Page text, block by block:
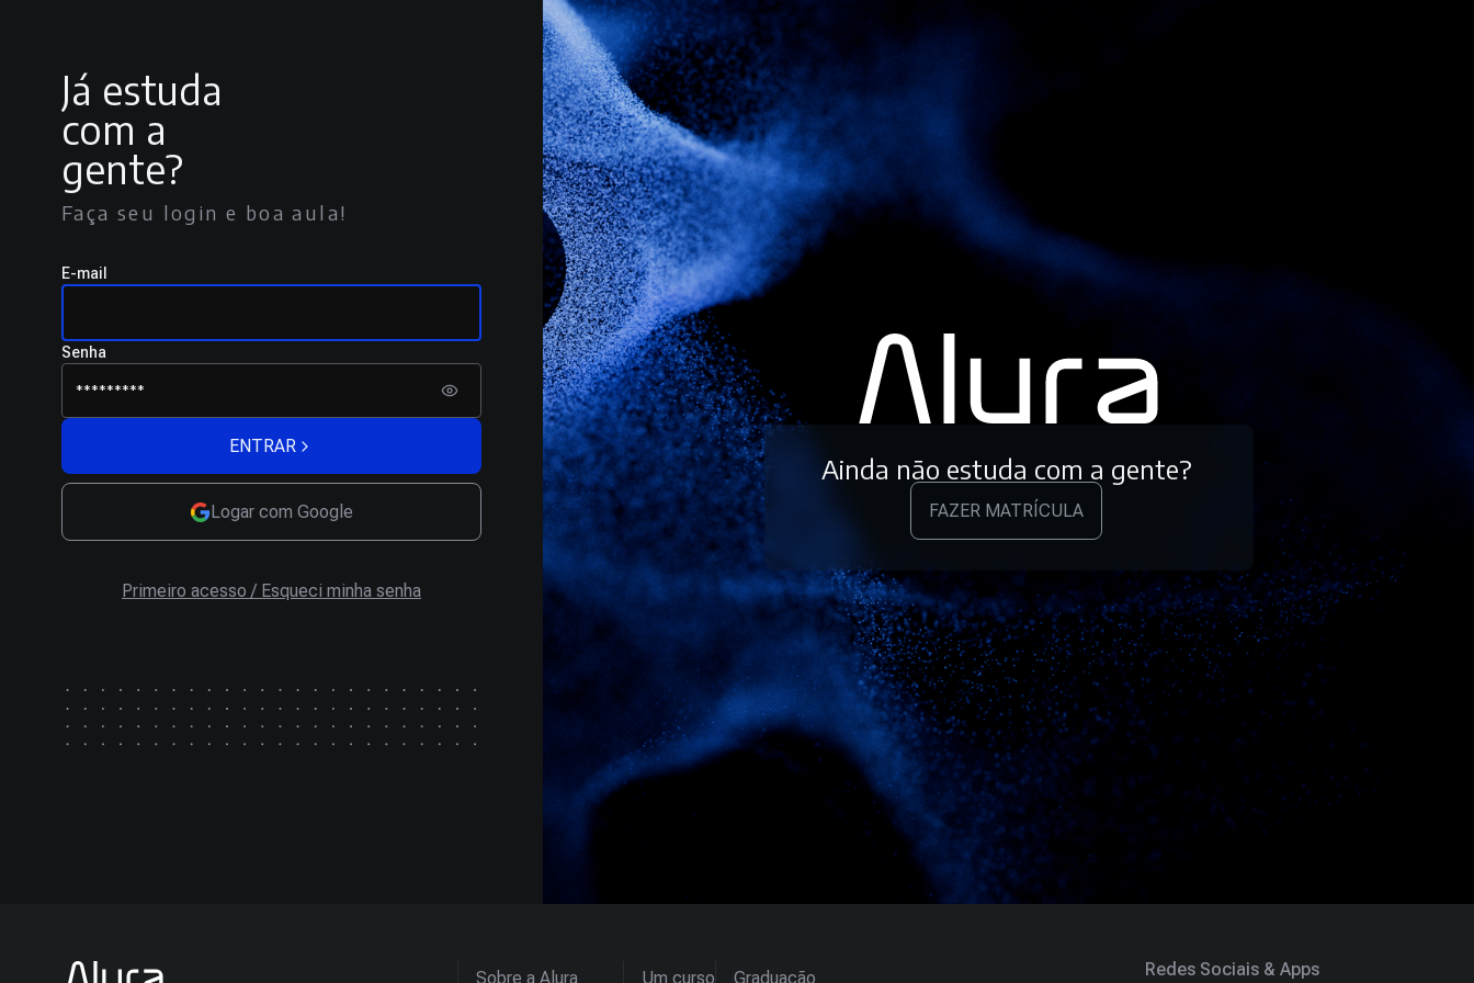
Já estuda
com a
gente?
Faça seu login e boa aula!
E-mail
Senha
ENTRAR
Logar com Google
Primeiro acesso / Esqueci minha senha
Ainda não estuda com a gente?
FAZER MATRÍCULA
Sobre a Alura Um curso Graduação Redes Sociais & Apps